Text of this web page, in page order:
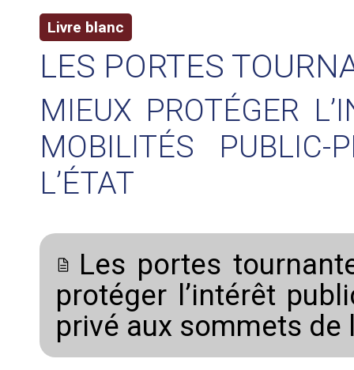
Livre blanc
LES PORTES
MIEUX PROTÉGER
MOBILITÉS
L’ÉTAT
Les portes
protéger l’intérêt
privé aux sommets de